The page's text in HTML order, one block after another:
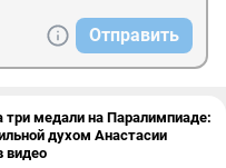
Отправить
три медали на Паралимпиаде:
духом Анастасии
видео